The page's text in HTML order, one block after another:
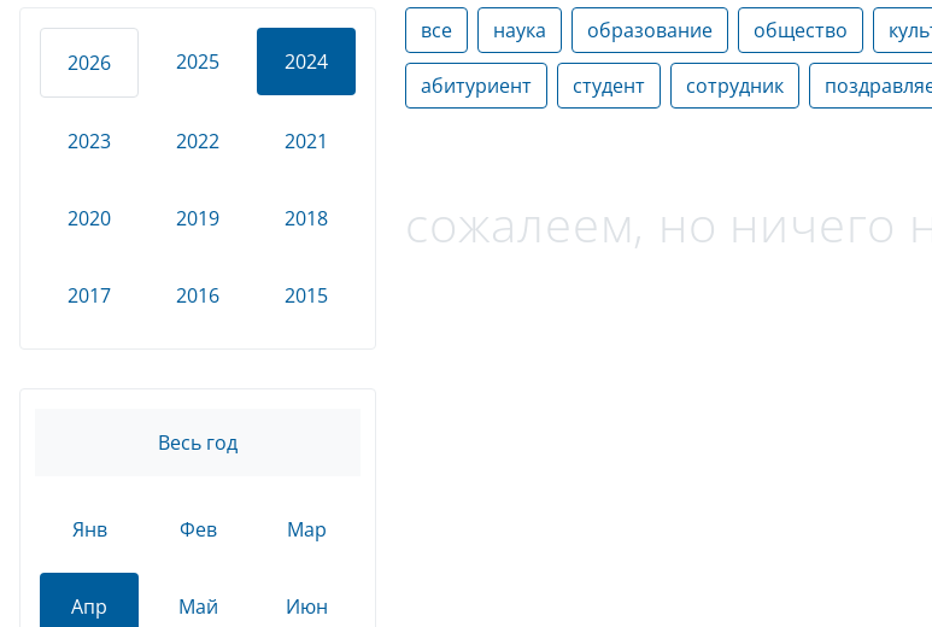
2026 2025 2024
2023 2022 2021
2020 2019 2018
2017 2016 2015
Весь год
Янв Фев Мар
Апр Май Июн
все наука образование общество
абитуриент студент сотрудник
сожалеем, но ничего